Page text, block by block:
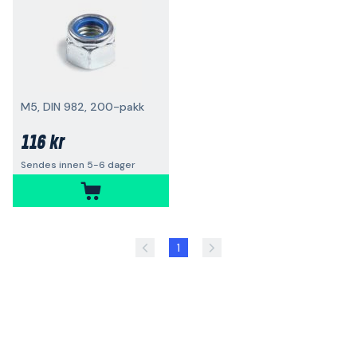
M5, DIN 982, 200-pakk
116 kr
Sendes innen 5-6 dager
1